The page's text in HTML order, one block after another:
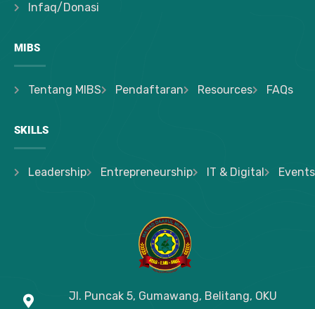
Infaq/Donasi
MIBS
Tentang MIBS Pendaftaran Resources FAQs
SKILLS
Leadership Entrepreneurship IT & Digital Events
Jl. Puncak 5, Gumawang, Belitang, OKU